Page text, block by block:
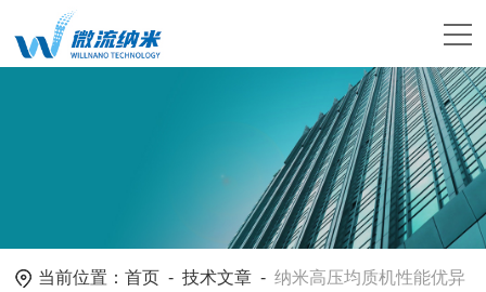
当前位置：首页 -技术文章 -纳米高压均质机性能优异